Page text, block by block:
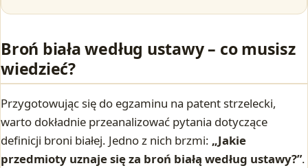
Broń biała według ustawy – co musisz
wiedzieć?
Przygotowując się do egzaminu na patent strzelecki,
warto dokładnie przeanalizować pytania dotyczące
definicji broni białej. Jedno z nich brzmi: „Jakie
przedmioty uznaje się za broń białą według ustawy?”.